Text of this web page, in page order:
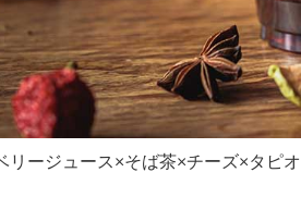
リージュース×そば茶×チーズ×タピ